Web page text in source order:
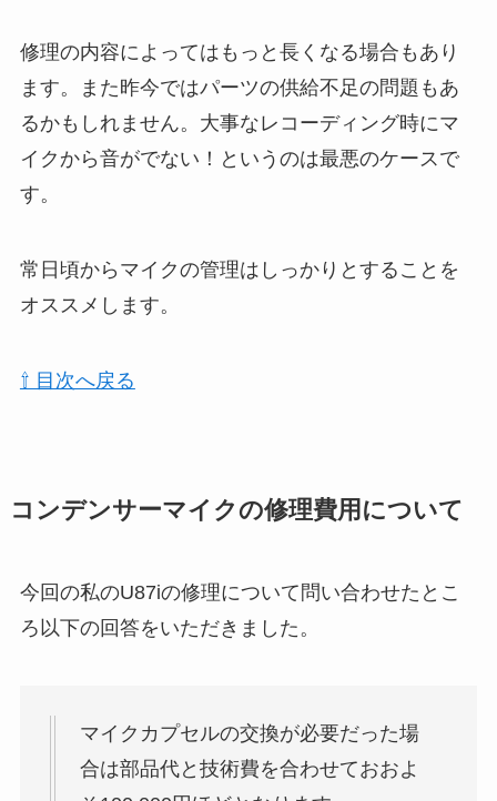
修理の内容によってはもっと長くなる場合もあり
ます。また昨今ではパーツの供給不足の問題もあ
るかもしれません。大事なレコーディング時にマ
イクから音がでない！というのは最悪のケースで
す。
常日頃からマイクの管理はしっかりとすることを
オススメします。
⇧ 目次へ戻る
コンデンサーマイクの修理費用について
今回の私のU87iの修理について問い合わせたとこ
ろ以下の回答をいただきました。
マイクカプセルの交換が必要だった場
合は部品代と技術費を合わせておおよ